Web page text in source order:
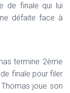
de finale qui lui
défaite face à
termine 2ème
finale pour filer
joue son